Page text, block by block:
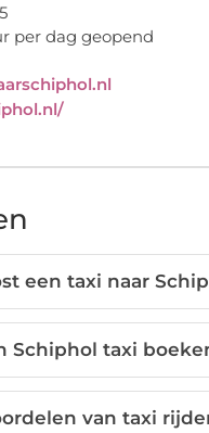
per dag geopend
een taxi naar
Schiphol taxi
van taxi